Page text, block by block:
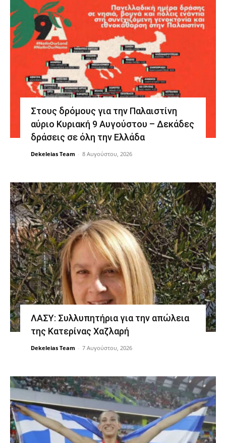
Στους δρόμους για την Παλαιστίνη
αύριο Κυριακή 9 Αυγούστου – Δεκάδες
δράσεις σε όλη την Ελλάδα
Dekeleias Team - 8 Αυγούστου, 2026
ΛΑΣΥ: Συλλυπητήρια για την απώλεια
της Κατερίνας Χαζλαρή
Dekeleias Team - 7 Αυγούστου, 2026